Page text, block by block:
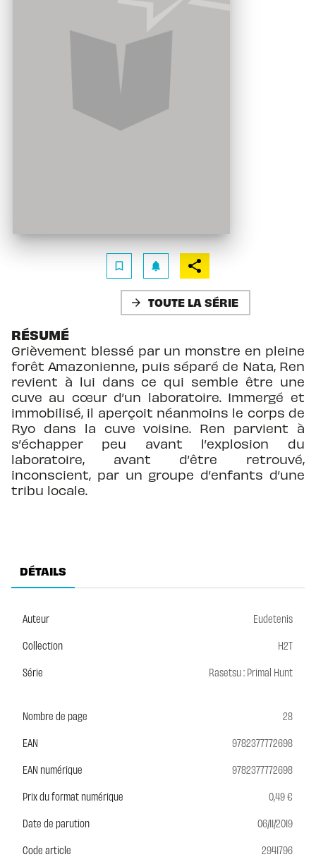
bookmark_border notifications
arrow_forward TOUTE LA SÉRIE
RÉSUMÉ
Grièvement blessé par un monstre en pleine
forêt Amazonienne, puis séparé de Nata, Ren
revient à lui dans ce qui semble être une
cuve au cœur d’un laboratoire. Immergé et
immobilisé, il aperçoit néanmoins le corps de
Ryo dans la cuve voisine. Ren parvient à
s’échapper peu avant l’explosion du
laboratoire, avant d’être retrouvé,
inconscient, par un groupe d’enfants d’une
tribu locale.
DÉTAILS
Auteur
Eudetenis
Collection
H2T
Série
Rasetsu : Primal Hunt
Nombre de page
28
EAN
9782377772698
EAN numérique
9782377772698
Prix du format numérique
0,49 €
Date de parution
06/11/2019
Code article
2941796